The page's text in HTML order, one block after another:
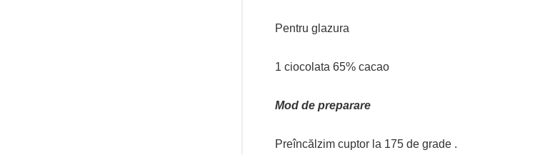
Pentru glazura
1 ciocolata 65% cacao
Mod de preparare
Preîncălzim cuptor la 175 de grade .